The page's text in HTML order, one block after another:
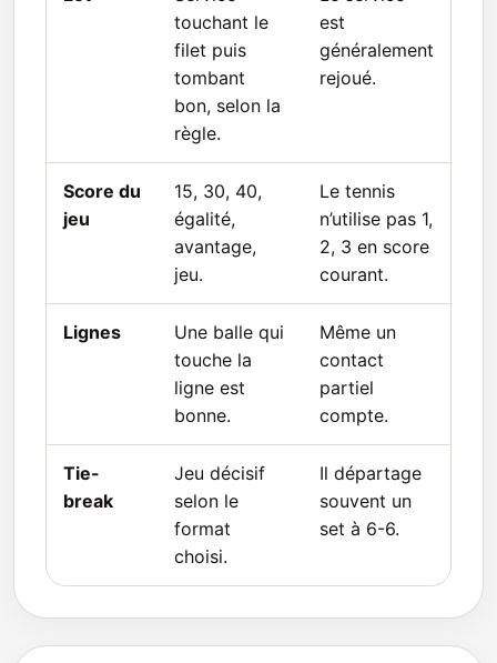
touchant le
filet puis
tombant
bon, selon la
règle.
est
généralement
rejoué.
Score du
jeu
15, 30, 40,
égalité,
avantage,
jeu.
Le tennis
n’utilise pas 1,
2, 3 en score
courant.
Lignes
Une balle qui
touche la
ligne est
bonne.
Même un
contact
partiel
compte.
Tie-
break
Jeu décisif
selon le
format
choisi.
Il départage
souvent un
set à 6-6.